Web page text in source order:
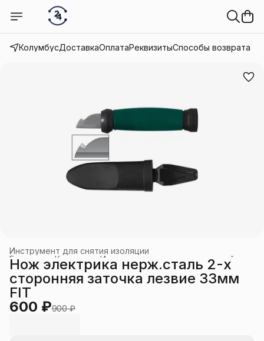
КолумбусДоставкаОплатаРеквизитыСпособы возврата
Инструмент для снятия изоляции
Инструмент электромонтажный
Каталог
Главная
Нож электрика нерж.сталь 2-х
сторонняя заточка лезвие 33мм
FIT
600 ₽900 ₽